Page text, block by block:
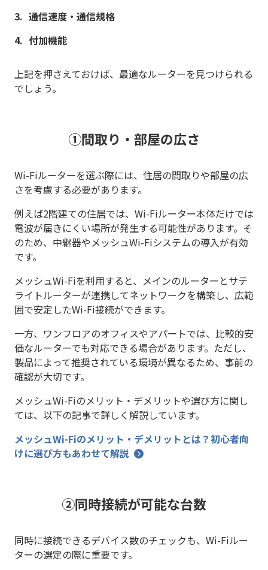
通信速度・通信規格
付加機能
上記を押さえておけば、最適なルーターを見つけられる
でしょう。
①間取り・部屋の広さ
Wi-Fiルーターを選ぶ際には、住居の間取りや部屋の広
さを考慮する必要があります。
例えば2階建ての住居では、Wi-Fiルーター本体だけでは
電波が届きにくい場所が発生する可能性があります。そ
のため、中継器やメッシュWi-Fiシステムの導入が有効
です。
メッシュWi-Fiを利用すると、メインのルーターとサテ
ライトルーターが連携してネットワークを構築し、広範
囲で安定したWi-Fi接続ができます。
一方、ワンフロアのオフィスやアパートでは、比較的安
価なルーターでも対応できる場合があります。ただし、
製品によって推奨されている環境が異なるため、事前の
確認が大切です。
メッシュWi-Fiのメリット・デメリットや選び方に関し
ては、以下の記事で詳しく解説しています。
メッシュWi-Fiのメリット・デメリットとは？初心者向
けに選び方もあわせて解説
②同時接続が可能な台数
同時に接続できるデバイス数のチェックも、Wi-Fiルー
ターの選定の際に重要です。